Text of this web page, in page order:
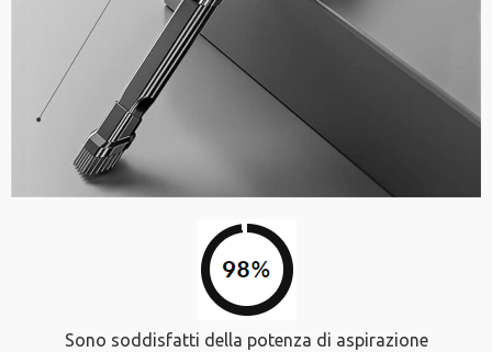
Sono soddisfatti della potenza di aspirazione